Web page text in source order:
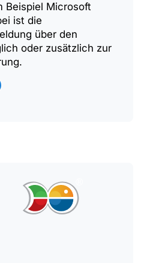
Beispiel Microsoft
ist die
über den
oder zusätzlich zur